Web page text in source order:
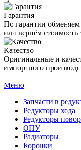
Гарантия
По гарантии
или вернём стоимость
Качество
Оригинальные и
импортного
Меню
Запчасти в
Редукторы хода
Редукторы
ОПУ
Радиаторы
Коронки